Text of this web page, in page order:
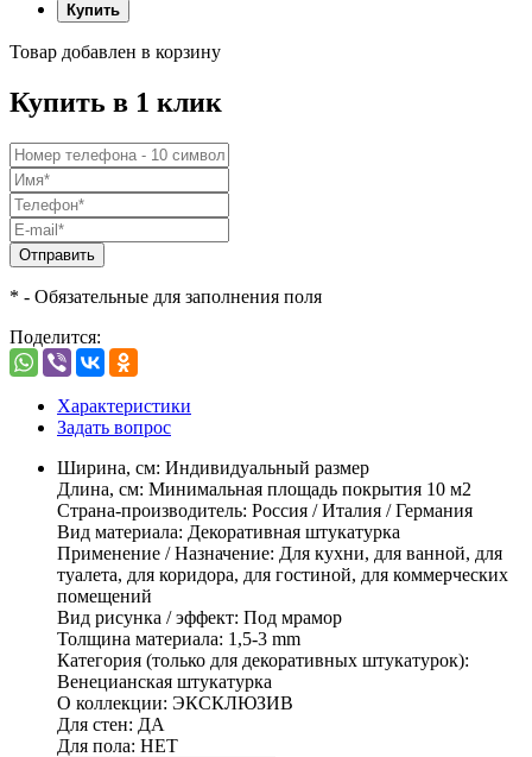
Купить
Товар добавлен в корзину
Купить в 1 клик
Отправить
* - Обязательные для заполнения поля
Поделится:
Характеристики
Задать вопрос
Ширина, см: Индивидуальный размер
Длина, см: Минимальная площадь покрытия 10 м2
Страна-производитель: Россия / Италия / Германия
Вид материала: Декоративная штукатурка
Применение / Назначение: Для кухни, для ванной, для
туалета, для коридора, для гостиной, для коммерческих
помещений
Вид рисунка / эффект: Под мрамор
Толщина материала: 1,5-3 mm
Категория (только для декоративных штукатурок):
Венецианская штукатурка
О коллекции: ЭКСКЛЮЗИВ
Для стен: ДА
Для пола: НЕТ